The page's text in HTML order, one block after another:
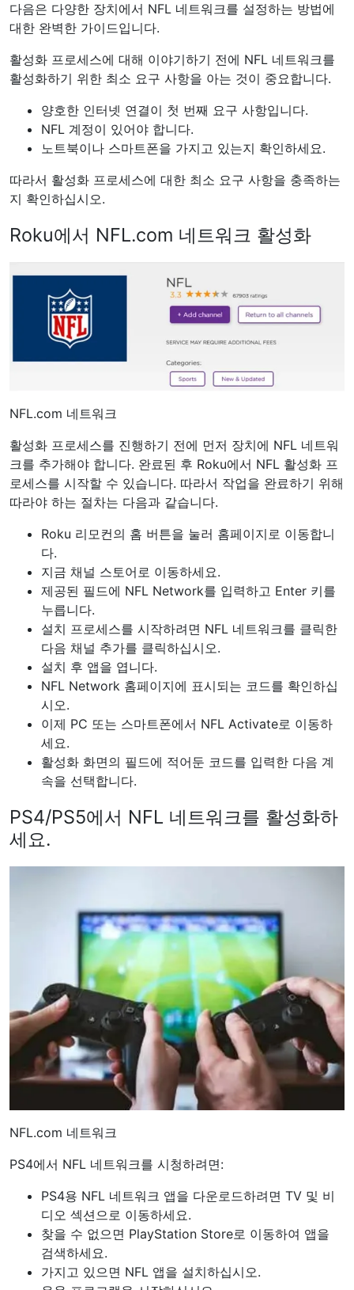
다음은 다양한 장치에서 NFL 네트워크를 설정하는 방법에
대한 완벽한 가이드입니다.
활성화 프로세스에 대해 이야기하기 전에 NFL 네트워크를
활성화하기 위한 최소 요구 사항을 아는 것이 중요합니다.
양호한 인터넷 연결이 첫 번째 요구 사항입니다.
NFL 계정이 있어야 합니다.
노트북이나 스마트폰을 가지고 있는지 확인하세요.
따라서 활성화 프로세스에 대한 최소 요구 사항을 충족하는
지 확인하십시오.
Roku에서 NFL.com 네트워크 활성화
NFL.com 네트워크
활성화 프로세스를 진행하기 전에 먼저 장치에 NFL 네트워
크를 추가해야 합니다. 완료된 후 Roku에서 NFL 활성화 프
로세스를 시작할 수 있습니다. 따라서 작업을 완료하기 위해
따라야 하는 절차는 다음과 같습니다.
Roku 리모컨의 홈 버튼을 눌러 홈페이지로 이동합니
다.
지금 채널 스토어로 이동하세요.
제공된 필드에 NFL Network를 입력하고 Enter 키를
누릅니다.
설치 프로세스를 시작하려면 NFL 네트워크를 클릭한
다음 채널 추가를 클릭하십시오.
설치 후 앱을 엽니다.
NFL Network 홈페이지에 표시되는 코드를 확인하십
시오.
이제 PC 또는 스마트폰에서 NFL Activate로 이동하
세요.
활성화 화면의 필드에 적어둔 코드를 입력한 다음 계
속을 선택합니다.
PS4/PS5에서 NFL 네트워크를 활성화하
세요.
NFL.com 네트워크
PS4에서 NFL 네트워크를 시청하려면:
PS4용 NFL 네트워크 앱을 다운로드하려면 TV 및 비
디오 섹션으로 이동하세요.
찾을 수 없으면 PlayStation Store로 이동하여 앱을
검색하세요.
가지고 있으면 NFL 앱을 설치하십시오.